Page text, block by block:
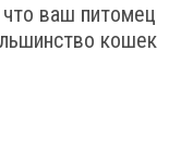
что ваш питомец
кошек